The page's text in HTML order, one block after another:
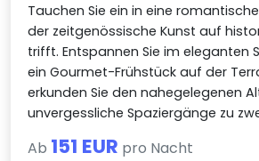
Tauchen Sie ein in eine
der zeitgenössische Kunst auf
trifft. Entspannen Sie im eleganten
ein Gourmet-Frühstück auf der
erkunden Sie den nahegelegenen
unvergessliche Spaziergänge zu
Ab 151 EUR pro Nacht